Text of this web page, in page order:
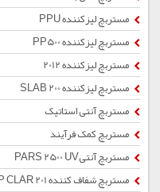
مستربچ لیزکننده PPU
مستربچ لیزکننده PP500
مستربچ لیزکننده 2012
مستربچ لیزکننده SLAB 200
مستربچ آنتی استاتیک
مستربچ کمک فرآیند
مستربچ آنتیPARS 2500 UV
مستربچ شفاف کننده PP CLAR 201